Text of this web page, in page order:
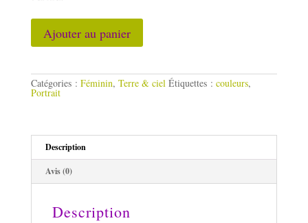
quantité
Ajouter au panier
Catégories : Féminin, Terre & ciel Étiquettes : couleurs,
Portrait
Description
Avis (0)
Description